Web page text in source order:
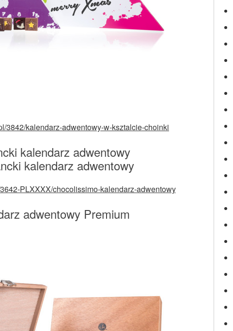
3842/kalendarz-adwentowy-w-ksztalcie-choinki
kalendarz adwentowy
PLXXXX/chocolissimo-kalendarz-adwentowy
adwentowy Premium